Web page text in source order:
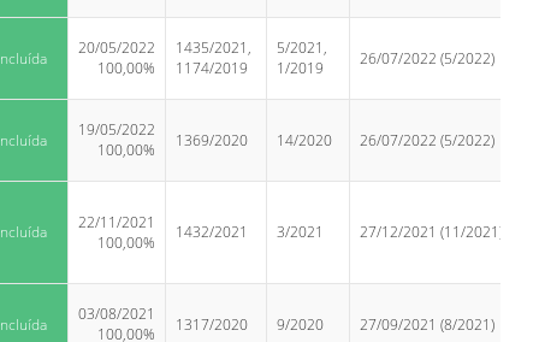
20/05/2022
100,00%
1435/2021,
1174/2019
5/2021,
1/2019
26/07/2022 (5/2022)
19/05/2022
100,00%
1369/2020 14/2020 26/07/2022 (5/2022)
22/11/2021
100,00%
1432/2021 3/2021 27/12/2021 (11/2021)
03/08/2021
100,00%
1317/2020 9/2020 27/09/2021 (8/2021)